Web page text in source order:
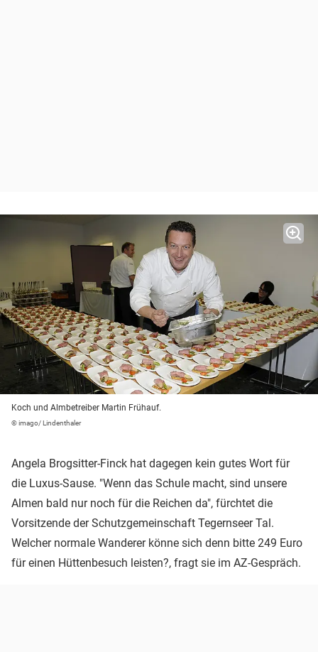
Koch und Almbetreiber Martin Frühauf.
© imago/ Lindenthaler
Angela Brogsitter-Finck hat dagegen kein gutes Wort für
die Luxus-Sause. "Wenn das Schule macht, sind unsere
Almen bald nur noch für die Reichen da", fürchtet die
Vorsitzende der Schutzgemeinschaft Tegernseer Tal.
Welcher normale Wanderer könne sich denn bitte 249 Euro
für einen Hüttenbesuch leisten?, fragt sie im AZ-Gespräch.